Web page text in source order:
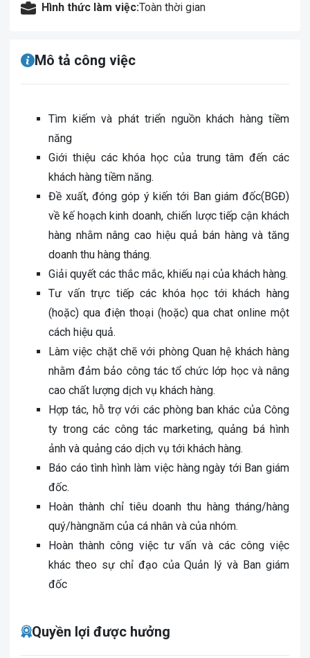
Hình thức làm việc:Toàn thời gian
Mô tả công việc
Tìm kiếm và phát triển nguồn khách hàng tiềm
năng
Giới thiệu các khóa học của trung tâm đến các
khách hàng tiềm năng.
Đề xuất, đóng góp ý kiến tới Ban giám đốc(BGĐ)
về kế hoạch kinh doanh, chiến lược tiếp cận khách
hàng nhằm nâng cao hiệu quả bán hàng và tăng
doanh thu hàng tháng.
Giải quyết các thắc mắc, khiếu nại của khách hàng.
Tư vấn trực tiếp các khóa học tới khách hàng
(hoặc) qua điện thoại (hoặc) qua chat online một
cách hiệu quả.
Làm việc chặt chẽ với phòng Quan hệ khách hàng
nhằm đảm bảo công tác tổ chức lớp học và nâng
cao chất lượng dịch vụ khách hàng.
Hợp tác, hỗ trợ với các phòng ban khác của Công
ty trong các công tác marketing, quảng bá hình
ảnh và quảng cáo dịch vụ tới khách hàng.
Báo cáo tình hình làm việc hàng ngày tới Ban giám
đốc.
Hoàn thành chỉ tiêu doanh thu hàng tháng/hàng
quý/hàngnăm của cá nhân và của nhóm.
Hoàn thành công việc tư vấn và các công việc
khác theo sự chỉ đạo của Quản lý và Ban giám
đốc
Quyền lợi được hưởng